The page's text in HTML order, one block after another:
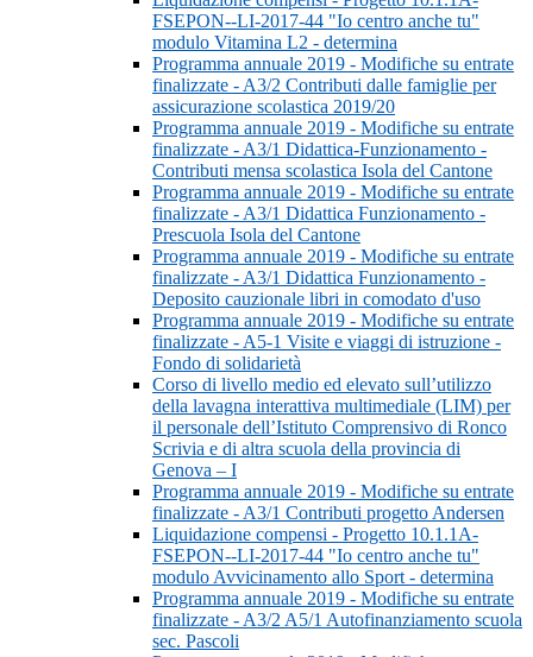
FSEPON--LI-2017-44 "Io centro anche tu"
modulo Vitamina L2 - determina
Programma annuale 2019 - Modifiche su entrate
finalizzate - A3/2 Contributi dalle famiglie per
assicurazione scolastica 2019/20
Programma annuale 2019 - Modifiche su entrate
finalizzate - A3/1 Didattica-Funzionamento -
Contributi mensa scolastica Isola del Cantone
Programma annuale 2019 - Modifiche su entrate
finalizzate - A3/1 Didattica Funzionamento -
Prescuola Isola del Cantone
Programma annuale 2019 - Modifiche su entrate
finalizzate - A3/1 Didattica Funzionamento -
Deposito cauzionale libri in comodato d'uso
Programma annuale 2019 - Modifiche su entrate
finalizzate - A5-1 Visite e viaggi di istruzione -
Fondo di solidarietà
Corso di livello medio ed elevato sull’utilizzo
della lavagna interattiva multimediale (LIM) per
il personale dell’Istituto Comprensivo di Ronco
Scrivia e di altra scuola della provincia di
Genova – I
Programma annuale 2019 - Modifiche su entrate
finalizzate - A3/1 Contributi progetto Andersen
Liquidazione compensi - Progetto 10.1.1A-
FSEPON--LI-2017-44 "Io centro anche tu"
modulo Avvicinamento allo Sport - determina
Programma annuale 2019 - Modifiche su entrate
finalizzate - A3/2 A5/1 Autofinanziamento scuola
sec. Pascoli